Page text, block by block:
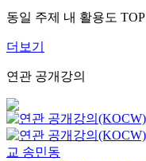
동일 주제 내 활용도 TOP
더보기
연관 공개강의
교 송민동